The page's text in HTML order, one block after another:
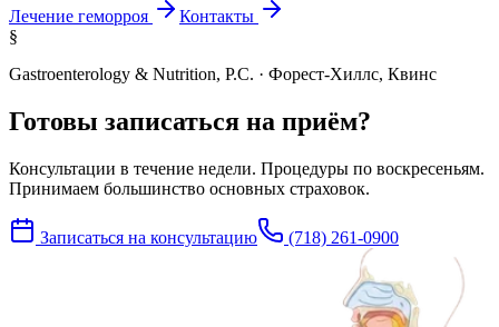
Лечение геморроя
Контакты
§
Gastroenterology & Nutrition, P.C. · Форест-Хиллс, Квинс
Готовы записаться на приём?
Консультации в течение недели. Процедуры по воскресеньям.
Принимаем большинство основных страховок.
Записаться на консультацию (718) 261-0900